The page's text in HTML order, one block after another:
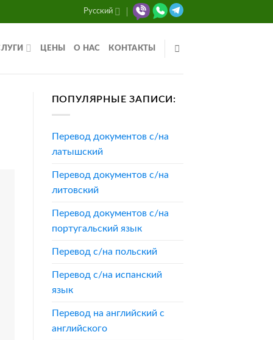
Русский
ЦЕНЫ О НАС КОНТАКТЫ
ПОПУЛЯРНЫЕ ЗАПИСИ:
Перевод документов с/на
латышский
Перевод документов с/на
литовский
Перевод документов с/на
португальский язык
Перевод с/на польский
Перевод с/на испанский
язык
Перевод на английский с
английского